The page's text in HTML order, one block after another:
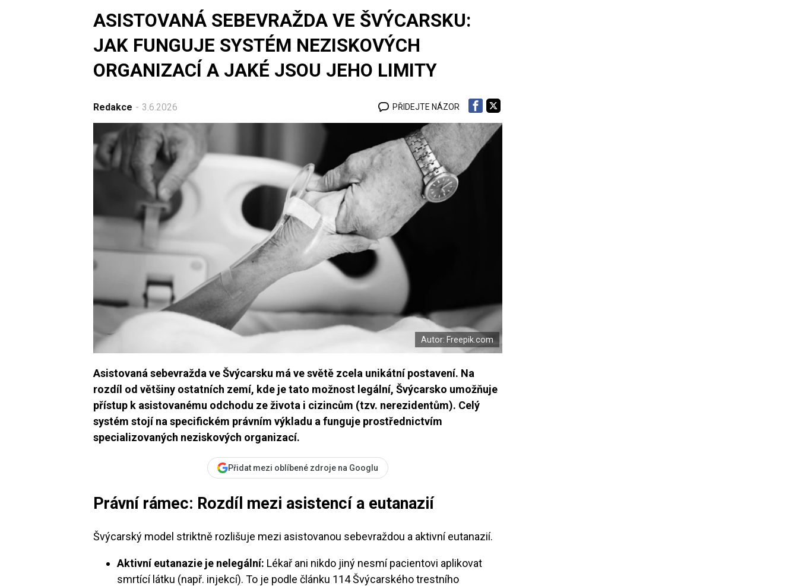
ASISTOVANÁ SEBEVRAŽDA VE ŠVÝCARSKU:
JAK FUNGUJE SYSTÉM NEZISKOVÝCH
ORGANIZACÍ A JAKÉ JSOU JEHO LIMITY
Redakce 3.6.2026 PŘIDEJTE NÁZOR
Autor: Freepik.com
Asistovaná sebevražda ve Švýcarsku má ve světě zcela unikátní postavení. Na
rozdíl od většiny ostatních zemí, kde je tato možnost legální, Švýcarsko umožňuje
přístup k asistovanému odchodu ze života i cizincům (tzv. nerezidentům). Celý
systém stojí na specifickém právním výkladu a funguje prostřednictvím
specializovaných neziskových organizací.
Přidat mezi oblíbené zdroje na Googlu
Právní rámec: Rozdíl mezi asistencí a eutanazií
Švýcarský model striktně rozlišuje mezi asistovanou sebevraždou a aktivní eutanazií.
Aktivní eutanazie je nelegální: Lékař ani nikdo jiný nesmí pacientovi aplikovat
smrtící látku (např. injekcí). To je podle článku 114 Švýcarského trestního